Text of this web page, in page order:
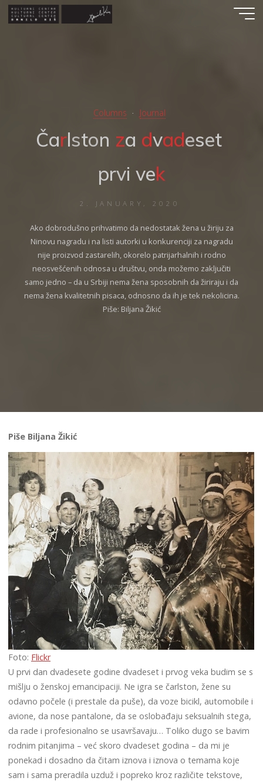
Skip
Columns Journal
Čarlston za dvadeset
prvi vek
2. JANUARY, 2020
Ako dobrodušno prihvatimo da nedostatak žena u žiriju za
Ninovu nagradu i na listi autorki u konkurenciji za nagradu
nije proizvod zastarelih, okorelo patrijarhalnih i rodno
neosvešćenih odnosa u društvu, onda možemo zaključiti
samo jedno – da u Srbiji nema žena sposobnih da žiriraju i da
nema žena kvalitetnih pisaca, odnosno da ih je tek nekolicina.
Piše: Biljana Žikić
Piše Biljana Žikić
Foto: Flickr
U prvi dan dvadesete godine dvadeset i prvog veka budim se s
mišlju o ženskoj emancipaciji. Ne igra se čarlston, žene su
odavno počele (i prestale da puše), da voze bicikl, automobile i
avione, da nose pantalone, da se oslobađaju seksualnih stega,
da rade i profesionalno se usavršavaju… Toliko dugo se bavim
rodnim pitanjima – već skoro dvadeset godina – da mi je
ponekad i dosadno da čitam iznova i iznova o temama koje
sam i sama preradila uzduž i popreko kroz različite tekstove,